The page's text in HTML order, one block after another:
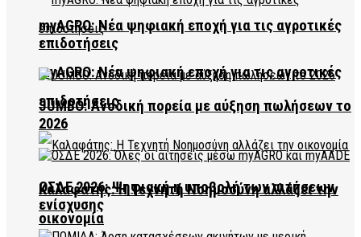
myAGRO: Νέα ψηφιακή εποχή για τις αγροτικές
επιδοτήσεις
Καλαφάτης: Η Τεχνητή Νοημοσύνη αλλάζει την
οικονομία
myAGRO: Νέα ψηφιακή εποχή για τις αγροτικές
επιδοτήσεις
JUMBO: Ανοδική πορεία με αύξηση πωλήσεων το
2026
ΟΣΔΕ 2026: Ψηφιακή η υποβολή των αιτήσεων
ενίσχυσης